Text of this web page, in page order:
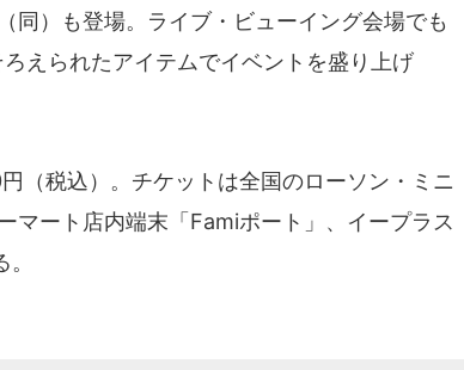
同）も登場。ライブ・ビューイング会場でも
えられたアイテムでイベントを盛り上げ
（税込）。チケットは全国のローソン・ミニ
マート店内端末「Famiポート」、イープラス